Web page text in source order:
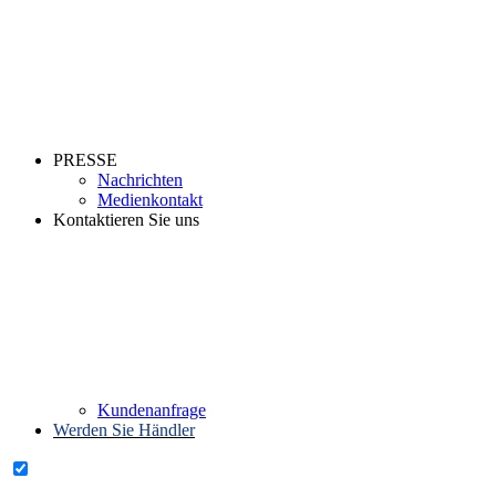
PRESSE
Nachrichten
Medienkontakt
Kontaktieren Sie uns
Kundenanfrage
Werden Sie Händler